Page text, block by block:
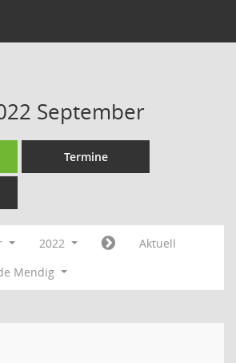
September
Termine
2022
Aktuell
Mendig